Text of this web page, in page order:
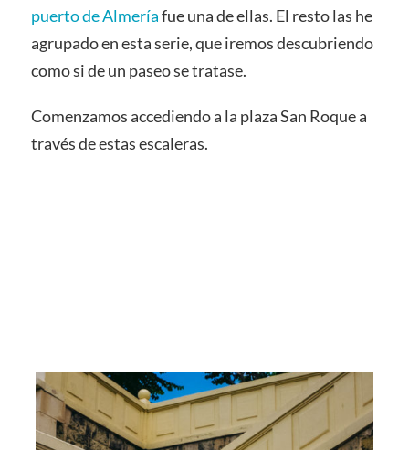
puerto de Almeríafue una de ellas. El resto las he
agrupado en esta serie, que iremos descubriendo
como si de un paseo se tratase.
Comenzamos accediendo a la plaza San Roque a
través de estas escaleras.